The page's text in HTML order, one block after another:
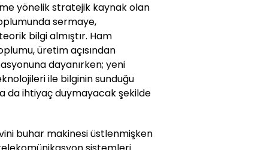
yönelik stratejik kaynak olan
sermaye,
bilgi almıştır. Ham
üretim açısından
dayanırken; yeni
ile bilginin sunduğu
da ihtiyaç duymayacak şekilde
buhar makinesi üstlenmişken